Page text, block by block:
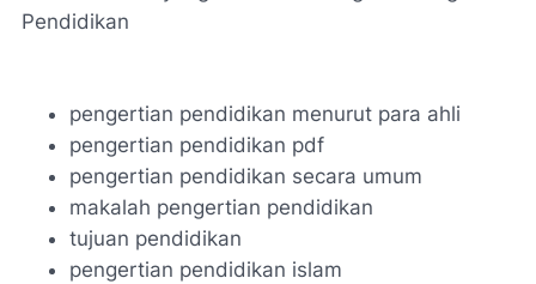
Pendidikan
pengertian pendidikan menurut para ahli
pengertian pendidikan pdf
pengertian pendidikan secara umum
makalah pengertian pendidikan
tujuan pendidikan
pengertian pendidikan islam